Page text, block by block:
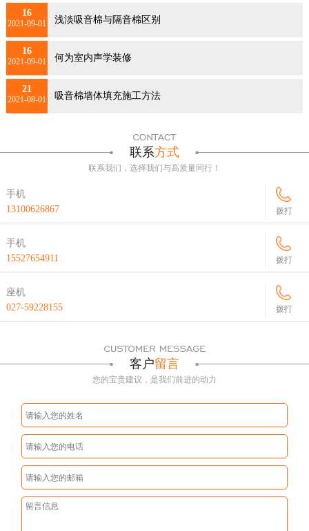
16
2021-09-01 浅淡吸音棉与隔音棉区别
16
2021-09-01 何为室内声学装修
21
2021-08-01 吸音棉墙体填充施工方法
联系方式
联系我们，选择我们与高质量同行！
手机
13100626867
拨打
手机
15527654911
拨打
座机
027-59228155
拨打
客户留言
您的宝贵建议，是我们前进的动力